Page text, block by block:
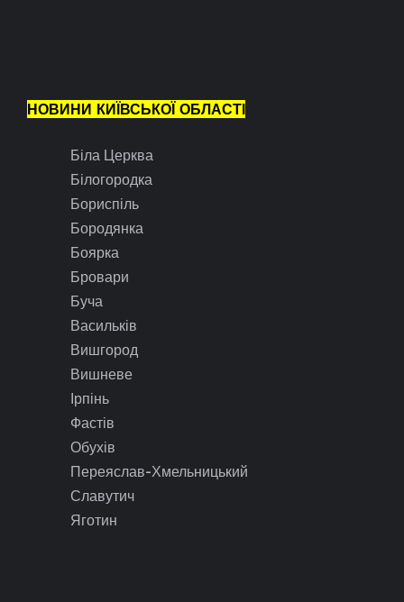
НОВИНИ КИЇВСЬКОЇ ОБЛАСТІ
Біла Церква
Білогородка
Бориспіль
Бородянка
Боярка
Бровари
Буча
Васильків
Вишгород
Вишневе
Ірпінь
Фастів
Обухів
Переяслав-Хмельницький
Славутич
Яготин